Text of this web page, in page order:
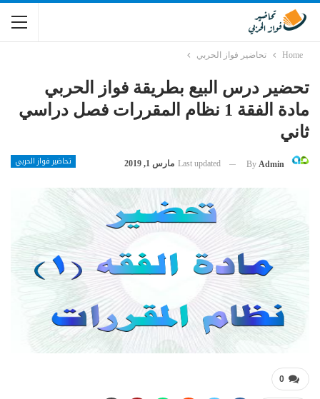
Home تحاضير فواز الحربي
تحضير درس البيع بطريقة فواز الحربي
مادة الفقة 1 نظام المقررات فصل دراسي
ثاني
تحاضير فواز الحربي By Admin
Last updated مارس 1, 2019
0